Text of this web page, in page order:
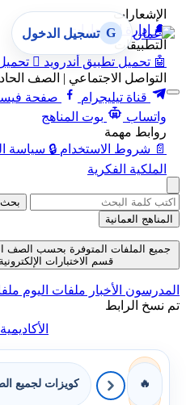
الإشعارات
🔔 إدارة الإشعارات
التطبيقات
🤖 تحميل تطبيق أندرويد 
التواصل الاجتماعي | الصف
قناة تيليجرام
صفحة
واتساب
بوت المناهج
روابط مهمة
📄 شروط الاستخدام 🔒 سياسة
الملكية الفكرية
G تسجيل الدخول
بحث
المناهج العمانية
جميع الملفات المتوفرة بحسب الصف
قسم الاختبارات الإلكترونية حتى
المدرسون الأخبار ملفات اليوم
تم نسخ الرابط
الأكاديمية
🔥 كويزات لجميع